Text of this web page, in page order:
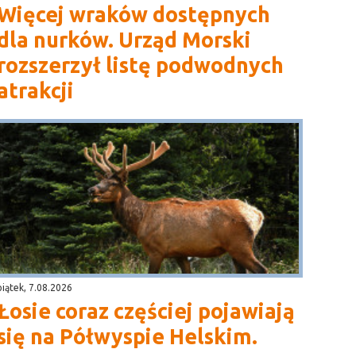
wraków dostępnych
nurków. Urząd Morski
listę podwodnych
7.08.2026
coraz częściej pojawiają
na Półwyspie Helskim.